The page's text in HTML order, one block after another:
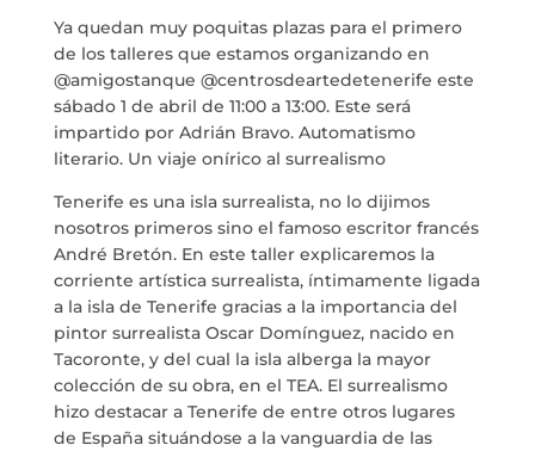
PROJECTS
MARIA ANCHIETA
BLOG
THE TANK CULTURAL SPACE
CONTACT
Ya quedan muy poquitas plazas para el primero
de los talleres que estamos organizando en
@amigostanque @centrosdeartedetenerife este
sábado 1 de abril de 11:00 a 13:00. Este será
impartido por Adrián Bravo. Automatismo
literario. Un viaje onírico al surrealismo
Tenerife es una isla surrealista, no lo dijimos
nosotros primeros sino el famoso escritor francés
André Bretón. En este taller explicaremos la
corriente artística surrealista, íntimamente ligada
a la isla de Tenerife gracias a la importancia del
pintor surrealista Oscar Domínguez, nacido en
Tacoronte, y del cual la isla alberga la mayor
colección de su obra, en el TEA. El surrealismo
hizo destacar a Tenerife de entre otros lugares
de España situándose a la vanguardia de las